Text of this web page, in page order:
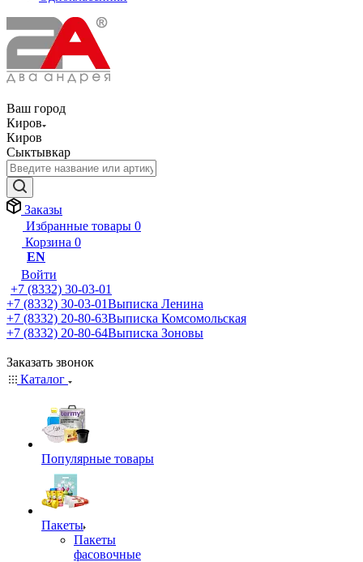
Ваш город
Киров
Киров
Сыктывкар
Заказы
Избранные товары 0
Корзина 0
EN
Войти
+7 (8332) 30-03-01
+7 (8332) 30-03-01Выписка Ленина
+7 (8332) 20-80-63Выписка Комсомольская
+7 (8332) 20-80-64Выписка Зоновы
Заказать звонок
Каталог
Популярные товары
Пакеты
Пакеты
фасовочные